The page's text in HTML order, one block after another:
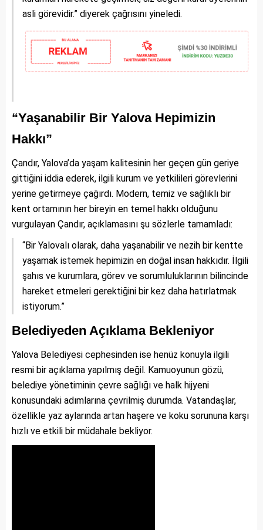
asli görevidir.” diyerek çağrısını yineledi.
“Yaşanabilir Bir Yalova Hepimizin
Hakkı”
Çandır, Yalova’da yaşam kalitesinin her geçen gün geriye
gittiğini iddia ederek, ilgili kurum ve yetkilileri görevlerini
yerine getirmeye çağırdı. Modern, temiz ve sağlıklı bir
kent ortamının her bireyin en temel hakkı olduğunu
vurgulayan Çandır, açıklamasını şu sözlerle tamamladı:
“Bir Yalovalı olarak, daha yaşanabilir ve nezih bir kentte
yaşamak istemek hepimizin en doğal insan hakkıdır. İlgili
şahıs ve kurumlara, görev ve sorumluluklarının bilincinde
hareket etmeleri gerektiğini bir kez daha hatırlatmak
istiyorum.”
Belediyeden Açıklama Bekleniyor
Yalova Belediyesi cephesinden ise henüz konuyla ilgili
resmi bir açıklama yapılmış değil. Kamuoyunun gözü,
belediye yönetiminin çevre sağlığı ve halk hijyeni
konusundaki adımlarına çevrilmiş durumda. Vatandaşlar,
özellikle yaz aylarında artan haşere ve koku sorununa karşı
hızlı ve etkili bir müdahale bekliyor.